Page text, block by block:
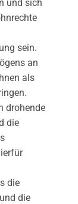
und sich
sein.
an
als
drohende
die
die
die